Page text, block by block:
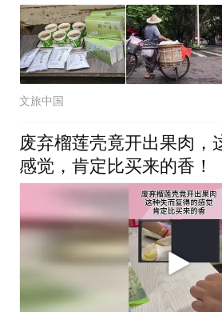
文旅中国
废弃榴莲壳竟开出果肉，
感觉，肯定比买来的香！